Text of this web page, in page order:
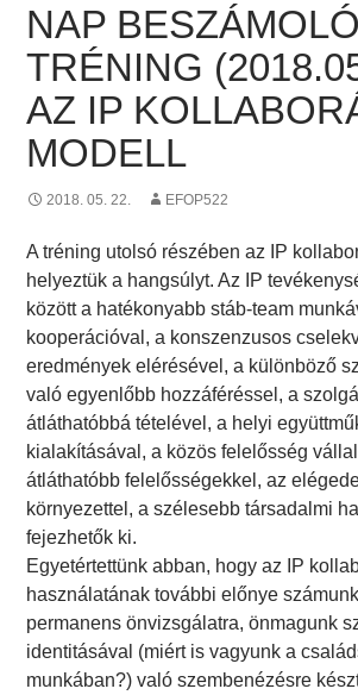
NAP
TRÉNING
AZ IP
MODELL
2018. 05. 22. EFOP522
A tréning utolsó részében az IP
helyeztük a hangsúlyt. Az IP
között a hatékonyabb stáb-team
kooperációval, a konszenzusos
eredmények elérésével, a különböző
való egyenlőbb hozzáféréssel, a
átláthatóbbá tételével, a helyi
kialakításával, a közös felelősség
átláthatóbb felelősségekkel, az
környezettel, a szélesebb társadalmi
fejezhetők ki.
Egyetértettünk abban, hogy az IP
használatának további előnye
permanens önvizsgálatra, önmagunk
identitásával (miért is vagyunk a
munkában?) való szembenézésre